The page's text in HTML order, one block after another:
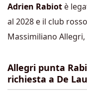
Adrien Rabiot è
al 2028 e il club
Massimiliano
Allegri punta
richiesta a De